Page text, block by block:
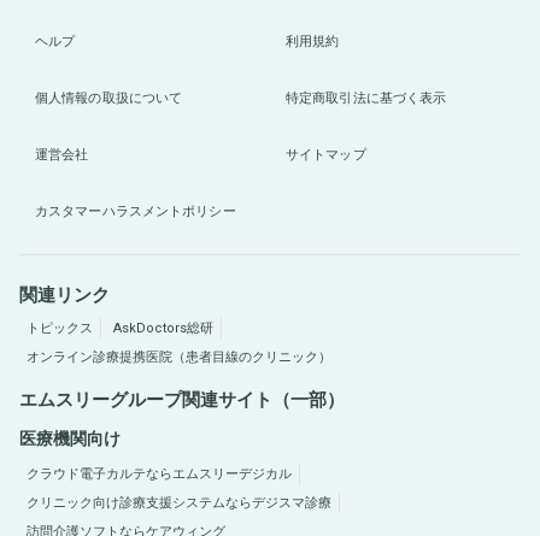
ヘルプ 利用規約
個人情報の取扱について 特定商取引法に基づく表示
運営会社 サイトマップ
カスタマーハラスメントポリシー
関連リンク
トピックス
AskDoctors総研
オンライン診療提携医院（患者目線のクリニック）
エムスリーグループ関連サイト（一部）
医療機関向け
クラウド電子カルテならエムスリーデジカル
クリニック向け診療支援システムならデジスマ診療
訪問介護ソフトならケアウィング